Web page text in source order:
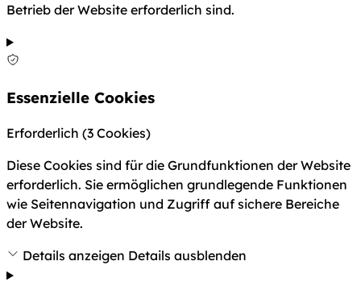
Betrieb der Website erforderlich sind.
Essenzielle Cookies
Erforderlich (3 Cookies)
Diese Cookies sind für die Grundfunktionen der Website
erforderlich. Sie ermöglichen grundlegende Funktionen
wie Seitennavigation und Zugriff auf sichere Bereiche
der Website.
Details anzeigen Details ausblenden